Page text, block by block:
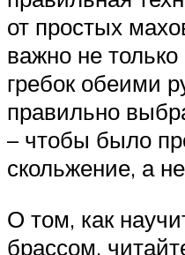
от простых
важно не
гребок обеими
правильно
– чтобы было
скольжение, а
О том, как
брассом,